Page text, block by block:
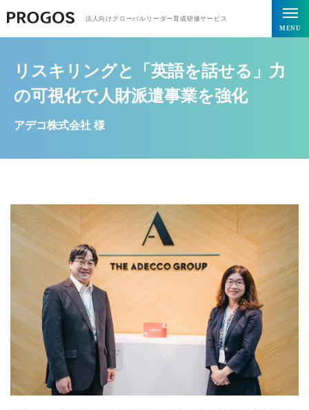
法人向けグローバルリーダー育成研修サービス
MENU
トップページ
導入事例
リスキリングと「英語を話せる」力の可視化で人財派遣事業を強化
リスキリングと「英語を話せる」力
の可視化で人財派遣事業を強化
アデコ株式会社 様